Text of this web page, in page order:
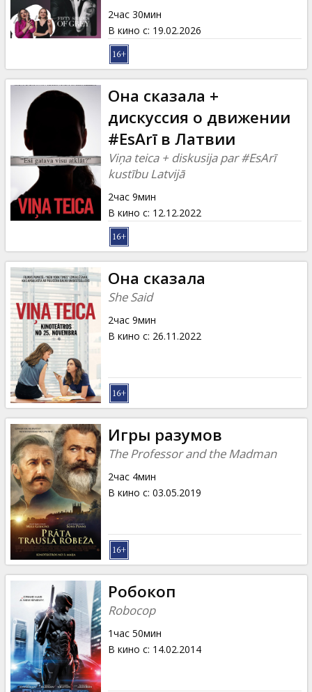
2час 30мин
В кино с: 19.02.2026
Она сказала +
дискуссия о движении
#EsArī в Латвии
Viņa teica + diskusija par #EsArī
kustību Latvijā
2час 9мин
В кино с: 12.12.2022
Она сказала
She Said
2час 9мин
В кино с: 26.11.2022
Игры разумов
The Professor and the Madman
2час 4мин
В кино с: 03.05.2019
Робокоп
Robocop
1час 50мин
В кино с: 14.02.2014